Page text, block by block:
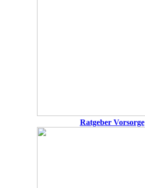
Ratgeber Vorsorge